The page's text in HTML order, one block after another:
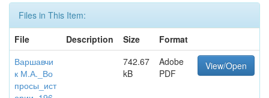
Files in This Item:
File
Description Size
Format
Варшавчи
к М.А._Во
просы_ист
742.67
kB
Adobe
PDF
View/Open